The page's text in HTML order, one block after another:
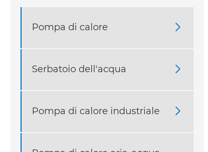
Pompa di calore 
Serbatoio dell'acqua 
Pompa di calore industriale 